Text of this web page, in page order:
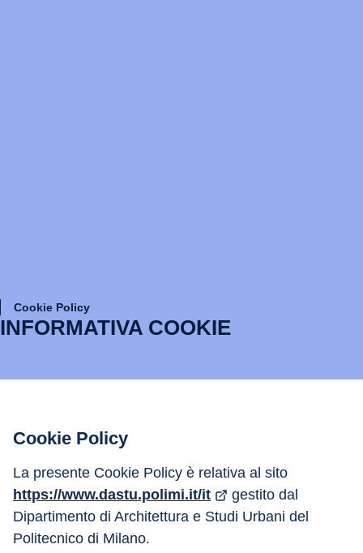
Cookie Policy
INFORMATIVA COOKIE
Cookie Policy
La presente Cookie Policy è relativa al sito
https://www.dastu.polimi.it/it
gestito dal
Dipartimento di Architettura e Studi Urbani del
Politecnico di Milano.